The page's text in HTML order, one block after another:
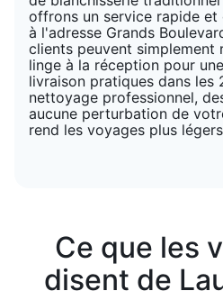
offrons un service rapide
à l'adresse Grands
clients peuvent simplement
linge à la réception pour
livraison pratiques dans les
nettoyage professionnel,
aucune perturbation de
rend les voyages plus
Ce que les
disent de